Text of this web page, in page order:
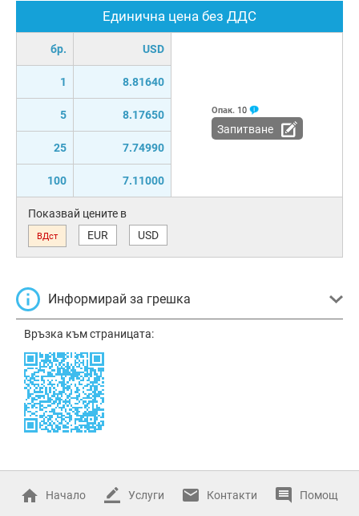
Единична цена без ДДС
бр. USD
1 8.81640
5 8.17650
25 7.74990
100 7.11000
Опак. 10
Запитване
Показвай цените в
ВДст EUR USD
Информирай за грешка
Връзка към страницата:
Начало Услуги Контакти Помощ